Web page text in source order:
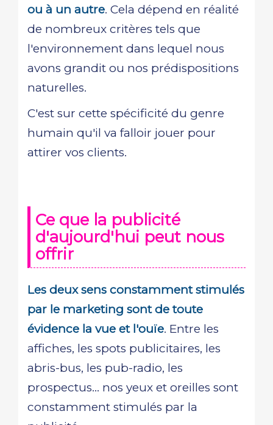
ou à un autre. Cela dépend en réalité
de nombreux critères tels que
l'environnement dans lequel nous
avons grandit ou nos prédispositions
naturelles.
C'est sur cette spécificité du genre
humain qu'il va falloir jouer pour
attirer vos clients.
Ce que la publicité
d'aujourd'hui peut nous
offrir
Les deux sens constamment stimulés
par le marketing sont de toute
évidence la vue et l'ouïe. Entre les
affiches, les spots publicitaires, les
abris-bus, les pub-radio, les
prospectus... nos yeux et oreilles sont
constamment stimulés par la